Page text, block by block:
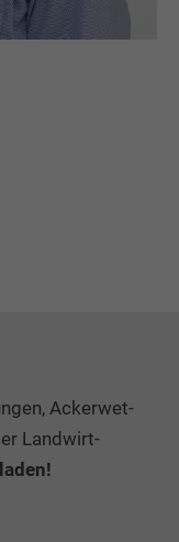
Ack­er­wet­
Land­wirt­